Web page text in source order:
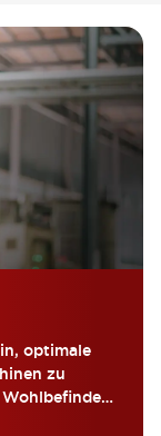
optimale
zu